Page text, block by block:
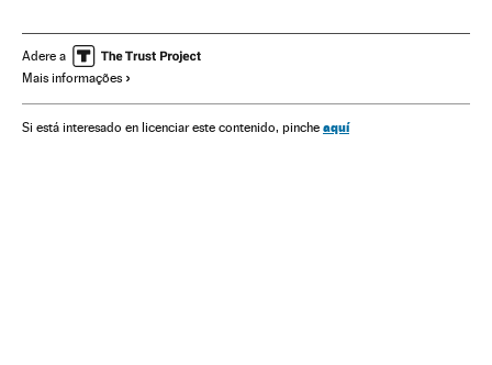
Adere a
Mais informações
Si está interesado en licenciar este contenido, pinche aquí